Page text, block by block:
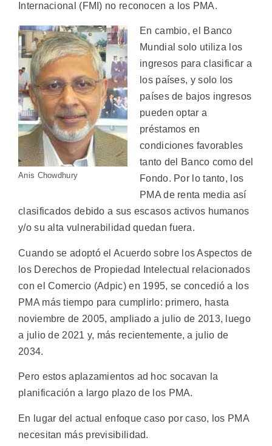
Internacional (FMI) no reconocen a los PMA.
Anis Chowdhury
En cambio, el Banco
Mundial solo utiliza los
ingresos para clasificar a
los países, y solo los
países de bajos ingresos
pueden optar a
préstamos en
condiciones favorables
tanto del Banco como del
Fondo. Por lo tanto, los
PMA de renta media así
clasificados debido a sus escasos activos humanos
y/o su alta vulnerabilidad quedan fuera.
Cuando se adoptó el Acuerdo sobre los Aspectos de
los Derechos de Propiedad Intelectual relacionados
con el Comercio (Adpic) en 1995, se concedió a los
PMA más tiempo para cumplirlo: primero, hasta
noviembre de 2005, ampliado a julio de 2013, luego
a julio de 2021 y, más recientemente, a julio de
2034.
Pero estos aplazamientos ad hoc socavan la
planificación a largo plazo de los PMA.
En lugar del actual enfoque caso por caso, los PMA
necesitan más previsibilidad.